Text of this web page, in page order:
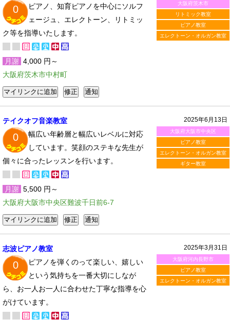
大阪府茨木市
リトミック教室
ピアノ教室
エレクトーン・オルガン教室
0
ピアノ、知育ピアノを中心にソルフ
ェージュ、エレクトーン、リトミッ
ク等を指導いたします。​
月謝 4,000 円～
大阪府茨木市中村町
2025年6月13日
大阪府大阪市中央区
ピアノ教室
エレクトーン・オルガン教室
ギター教室
テイクオフ音楽教室
0
幅広い年齢層と幅広いレベルに対応
しています。笑顔のステキな先生が
個々に合ったレッスンを行います。
月謝 5,500 円～
大阪府大阪市中央区難波千日前6-7
2025年3月31日
大阪府河内長野市
ピアノ教室
エレクトーン・オルガン教室
志波ピアノ教室
0
ピアノを弾くのって楽しい、嬉しい
という気持ちを一番大切にしなが
ら、お一人お一人に合わせた丁寧な指導を心
がけています。